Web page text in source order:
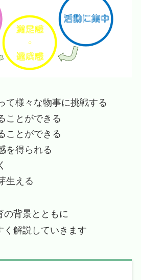
て様々な物事に挑戦する
ことができる
ことができる
を得られる
生える
の背景とともに
く解説していきます